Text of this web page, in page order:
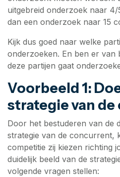
uitgebreid onderzoek naar
dan een onderzoek naar 15
Kijk dus goed naar welke
onderzoeken. En ben er van
deze partijen gaat
Voorbeeld 1:
strategie van
Door het bestuderen van de
strategie van de concurrent,
competitie zij kiezen richting
duidelijk beeld van de
volgende vragen stellen: